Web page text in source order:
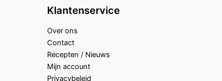
Klantenservice
Over ons
Contact
Recepten / Nieuws
Mijn account
Privacybeleid